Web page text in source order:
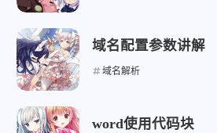
域名配置参数讲解
域名解析
word使用代码块